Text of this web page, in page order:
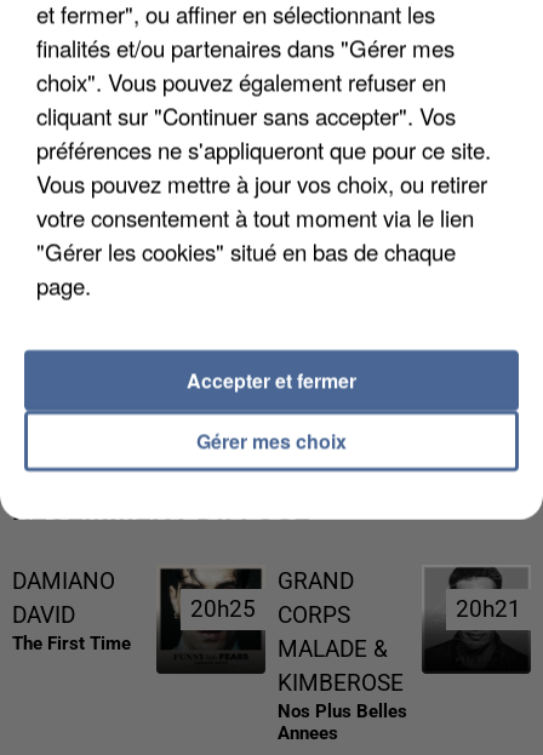
UNE TOURISTE DE L’OISE EMPORTÉE PAR UNE
COULÉE DE BOUE EN HAUTE-SAVOIE
RÉCEMMENT DIFFUSÉ
DAMIANO
DAVID
The First Time
20h25
20h25
GRAND
CORPS
MALADE &
KIMBEROSE
Nos Plus Belles
Annees
20h21
20h21
et fermer", ou affiner en sélectionnant les
finalités et/ou partenaires dans "Gérer mes
choix". Vous pouvez également refuser en
cliquant sur "Continuer sans accepter". Vos
préférences ne s'appliqueront que pour ce site.
Vous pouvez mettre à jour vos choix, ou retirer
votre consentement à tout moment via le lien
"Gérer les cookies" situé en bas de chaque
page.
Gérer mes choix
Accepter et fermer